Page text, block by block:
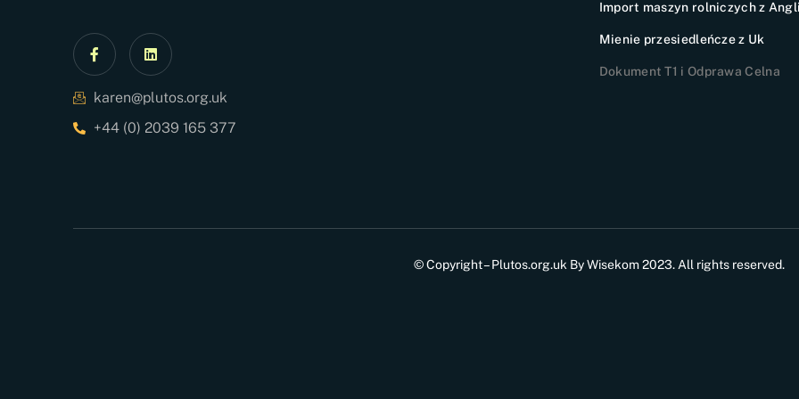
Import maszyn rolniczych z
Mienie przesiedleńcze z Uk
Dokument T1 i Odprawa Celna
karen@plutos.org.uk
+44 (0) 2039 165 377
© Copyright – Plutos.org.uk By Wisekom 2023. All rights reserved.